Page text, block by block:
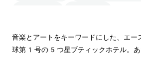
音楽とアートをキーワードにした、エー
球第1号の5つ星ブティックホテル。あ